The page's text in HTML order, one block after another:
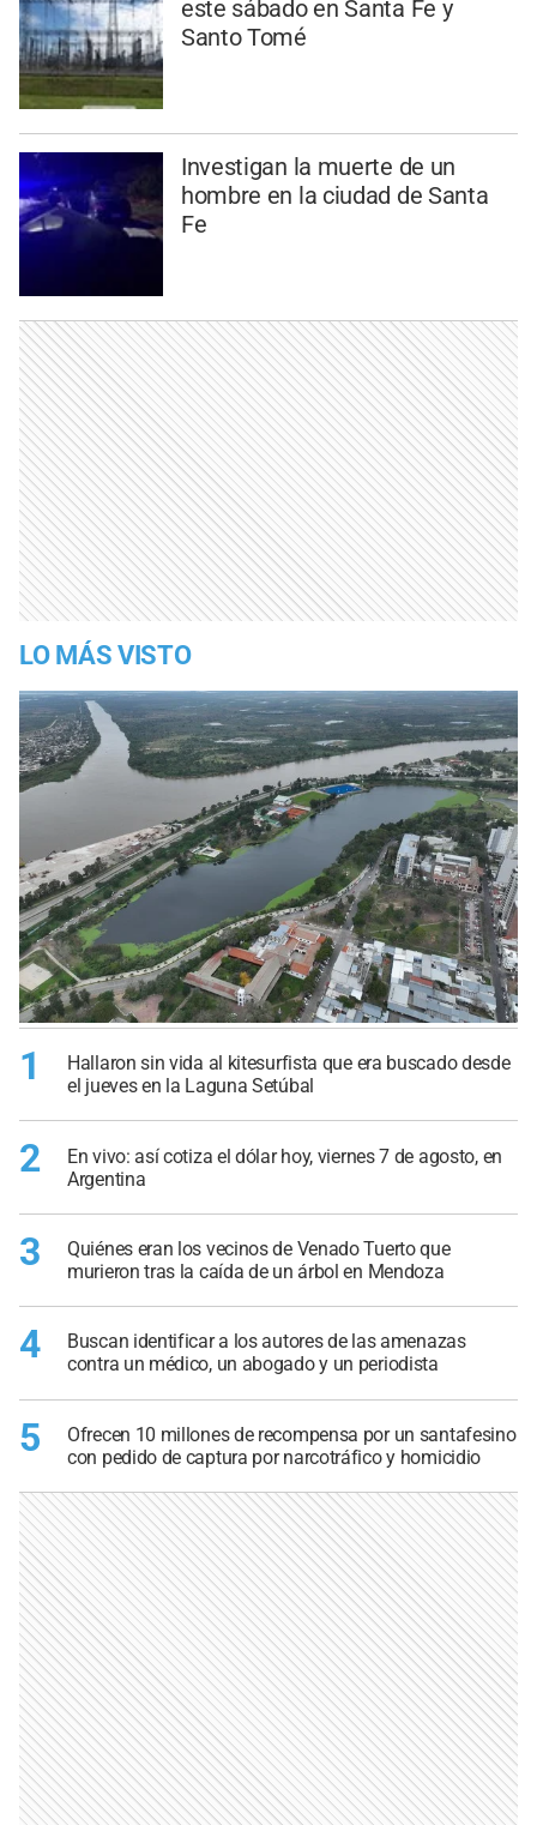
este sábado en Santa Fe y
Santo Tomé
Investigan la muerte de un
hombre en la ciudad de Santa
Fe
LO MÁS VISTO
1
Hallaron sin vida al kitesurfista que era buscado desde
el jueves en la Laguna Setúbal
2
En vivo: así cotiza el dólar hoy, viernes 7 de agosto, en
Argentina
3
Quiénes eran los vecinos de Venado Tuerto que
murieron tras la caída de un árbol en Mendoza
4
Buscan identificar a los autores de las amenazas
contra un médico, un abogado y un periodista
5
Ofrecen 10 millones de recompensa por un santafesino
con pedido de captura por narcotráfico y homicidio